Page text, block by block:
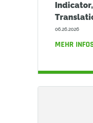
06.26.2026
MEHR